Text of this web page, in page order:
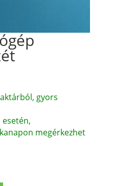
gyors
megérkezhet